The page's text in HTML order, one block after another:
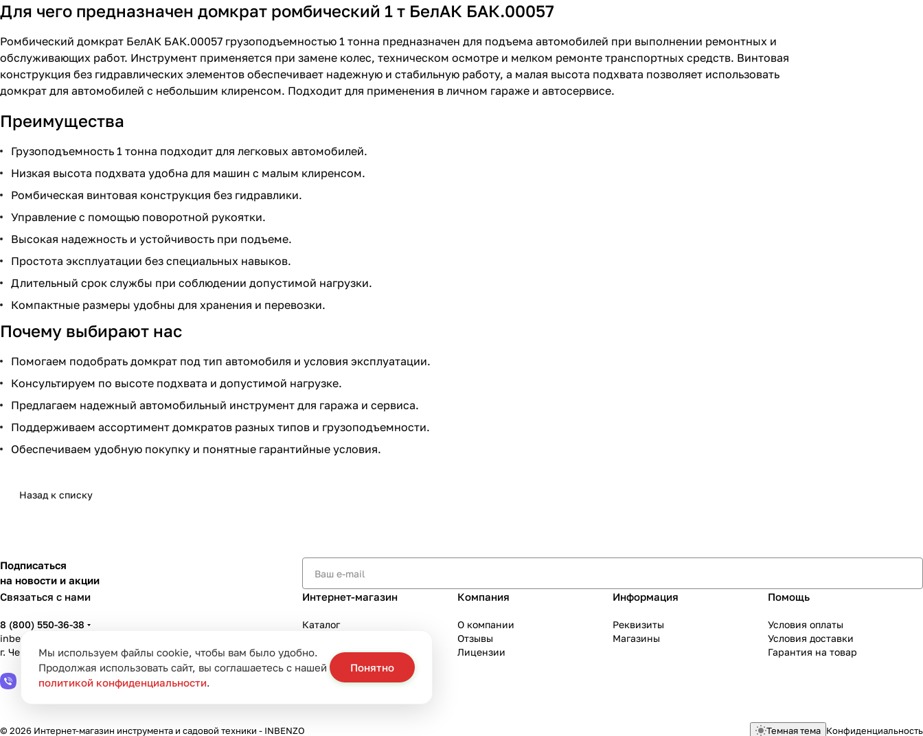
Мы используем файлы cookie, чтобы вам было удобно.
Продолжая использовать сайт, вы соглашаетесь с нашей
политикой конфиденциальности.
Понятно
Для чего предназначен домкрат ромбический 1 т БелАК БАК.00057
Ромбический домкрат БелАК БАК.00057 грузоподъемностью 1 тонна предназначен для подъема автомобилей при выполнении ремонтных и
обслуживающих работ. Инструмент применяется при замене колес, техническом осмотре и мелком ремонте транспортных средств. Винтовая
конструкция без гидравлических элементов обеспечивает надежную и стабильную работу, а малая высота подхвата позволяет использовать
домкрат для автомобилей с небольшим клиренсом. Подходит для применения в личном гараже и автосервисе.
Преимущества
Грузоподъемность 1 тонна подходит для легковых автомобилей.
Низкая высота подхвата удобна для машин с малым клиренсом.
Ромбическая винтовая конструкция без гидравлики.
Управление с помощью поворотной рукоятки.
Высокая надежность и устойчивость при подъеме.
Простота эксплуатации без специальных навыков.
Длительный срок службы при соблюдении допустимой нагрузки.
Компактные размеры удобны для хранения и перевозки.
Почему выбирают нас
Помогаем подобрать домкрат под тип автомобиля и условия эксплуатации.
Консультируем по высоте подхвата и допустимой нагрузке.
Предлагаем надежный автомобильный инструмент для гаража и сервиса.
Поддерживаем ассортимент домкратов разных типов и грузоподъемности.
Обеспечиваем удобную покупку и понятные гарантийные условия.
Назад к списку
Подписаться
на новости и акции
Связаться с нами
8 (800) 550-36-38
inbenzo35@list.ru
г. Череповец, ул. Вологодская, д. 50А
Интернет-магазин
Каталог
Бренды
Услуги
Компания
О компании
Отзывы
Лицензии
Информация
Реквизиты
Магазины
Помощь
Условия оплаты
Условия доставки
Гарантия на товар
© 2026 Интернет-магазин инструмента и садовой техники - INBENZO Темная тема Конфиденциальность